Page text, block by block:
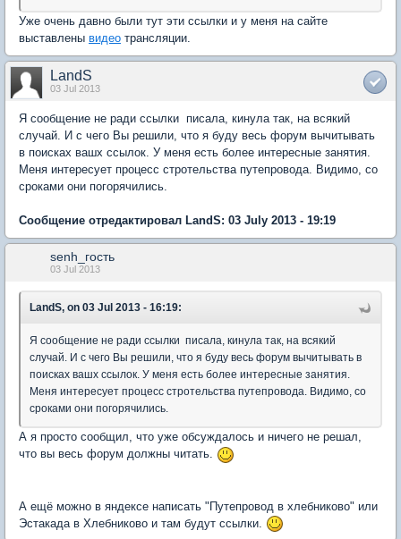
Уже очень давно были тут эти ссылки и у меня на сайте
выставлены видео трансляции.
LandS
03 Jul 2013
Я сообщение не ради ссылки писала, кинула так, на всякий
случай. И с чего Вы решили, что я буду весь форум вычитывать
в поисках вашх ссылок. У меня есть более интересные занятия.
Меня интересует процесс стротельства путепровода. Видимо, со
сроками они погорячились.
Сообщение отредактировал LandS: 03 July 2013 - 19:19
senh_гость
03 Jul 2013
LandS, on 03 Jul 2013 - 16:19:
Я сообщение не ради ссылки писала, кинула так, на всякий
случай. И с чего Вы решили, что я буду весь форум вычитывать в
поисках вашх ссылок. У меня есть более интересные занятия.
Меня интересует процесс стротельства путепровода. Видимо, со
сроками они погорячились.
А я просто сообщил, что уже обсуждалось и ничего не решал,
что вы весь форум должны читать.
А ещё можно в яндексе написать "Путепровод в хлебниково" или
Эстакада в Хлебниково и там будут ссылки.